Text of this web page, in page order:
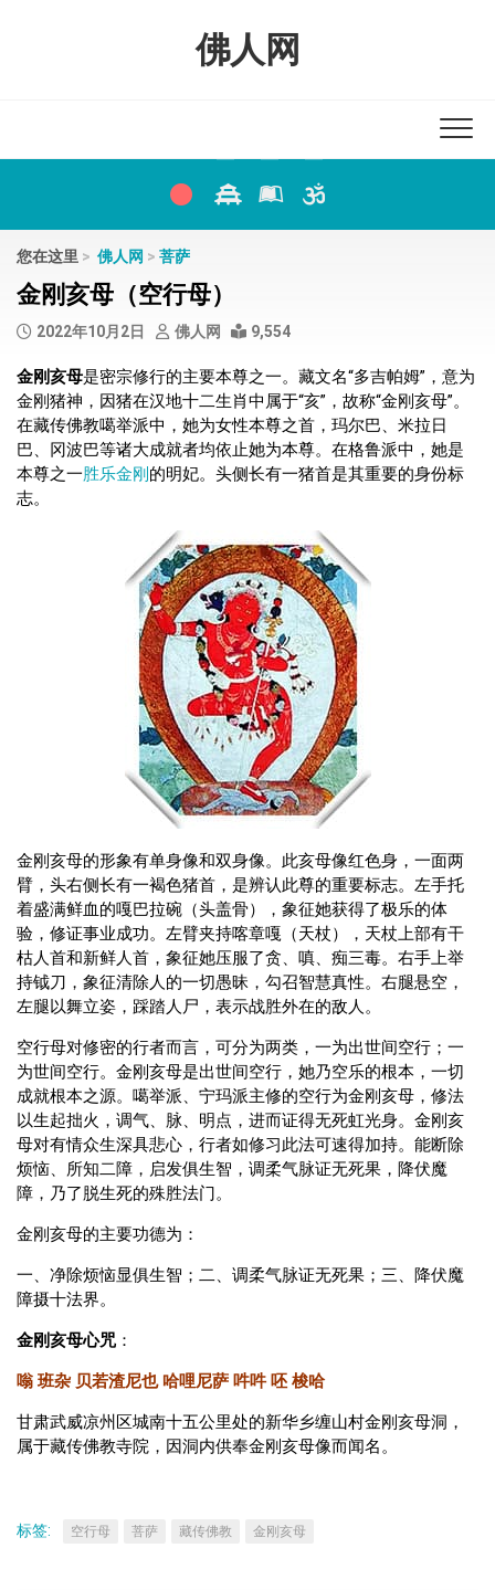
佛人网
您在这里 > 佛人网 > 菩萨
金刚亥母（空行母）
2022年10月2日 佛人网 9,554
金刚亥母是密宗修行的主要本尊之一。藏文名“多吉帕姆”，意为
金刚猪神，因猪在汉地十二生肖中属于“亥”，故称“金刚亥母”。
在藏传佛教噶举派中，她为女性本尊之首，玛尔巴、米拉日
巴、冈波巴等诸大成就者均依止她为本尊。在格鲁派中，她是
本尊之一胜乐金刚 的明妃。头侧长有一猪首是其重要的身份标
志。
金刚亥母的形象有单身像和双身像。此亥母像红色身，一面两
臂，头右侧长有一褐色猪首，是辨认此尊的重要标志。左手托
着盛满鲜血的嘎巴拉碗（头盖骨），象征她获得了极乐的体
验，修证事业成功。左臂夹持喀章嘎（天杖），天杖上部有干
枯人首和新鲜人首，象征她压服了贪、嗔、痴三毒。右手上举
持钺刀，象征清除人的一切愚昧，勾召智慧真性。右腿悬空，
左腿以舞立姿，踩踏人尸，表示战胜外在的敌人。
空行母对修密的行者而言，可分为两类，一为出世间空行；一
为世间空行。金刚亥母是出世间空行，她乃空乐的根本，一切
成就根本之源。噶举派、宁玛派主修的空行为金刚亥母，修法
以生起拙火，调气、脉、明点，进而证得无死虹光身。金刚亥
母对有情众生深具悲心，行者如修习此法可速得加持。能断除
烦恼、所知二障，启发俱生智，调柔气脉证无死果，降伏魔
障，乃了脱生死的殊胜法门。
金刚亥母的主要功德为：
一、净除烦恼显俱生智；二、调柔气脉证无死果；三、降伏魔
障摄十法界。
金刚亥母心咒 ：
嗡 班杂 贝若渣尼也 哈哩尼萨 吽吽 呸 梭哈
甘肃武威凉州区城南十五公里处的新华乡缠山村金刚亥母洞，
属于藏传佛教寺院，因洞内供奉金刚亥母像而闻名。
标签: 空行母 菩萨 藏传佛教 金刚亥母